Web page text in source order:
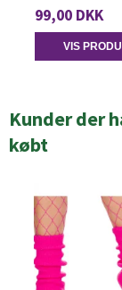
99,00 DKK
VIS
Kunder der
købt